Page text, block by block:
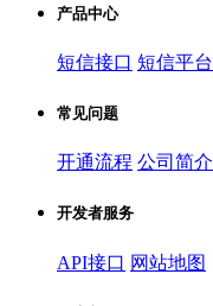
产品中心
短信接口 短信平台
常见问题
开通流程 公司简介
开发者服务
API接口 网站地图